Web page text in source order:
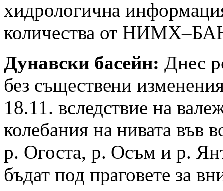
хидрологична
количества от
Дунавски басейн: Днес
без съществени
18.11. вследствие на
колебания на нивата във
р. Огоста, р. Осъм и р.
бъдат под праговете за